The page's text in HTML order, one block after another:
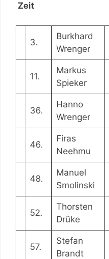
Zeit
3.
Burkhard
Wrenger
11.
Markus
Spieker
36.
Hanno
Wrenger
46.
Firas
Neehmu
48.
Manuel
Smolinski
52.
Thorsten
Drüke
57.
Stefan
Brandt